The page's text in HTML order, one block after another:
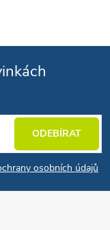
osobních údajů
ODEBÍRAT